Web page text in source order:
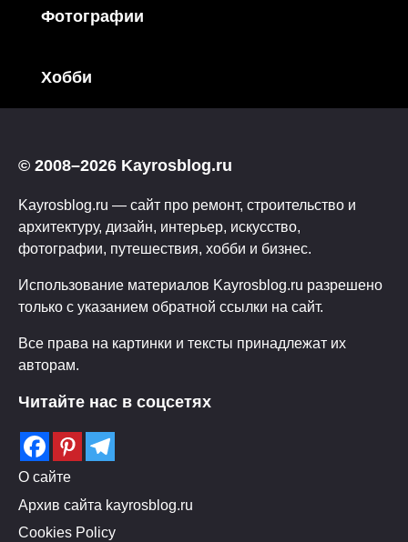
Фотографии
Хобби
© 2008–2026 Kayrosblog.ru
Kayrosblog.ru — сайт про ремонт, строительство и
архитектуру, дизайн, интерьер, искусство,
фотографии, путешествия, хобби и бизнес.
Использование материалов Kayrosblog.ru разрешено
только с указанием обратной ссылки на сайт.
Все права на картинки и тексты принадлежат их
авторам.
Читайте нас в соцсетях
О сайте
Архив сайта kayrosblog.ru
Cookies Policy